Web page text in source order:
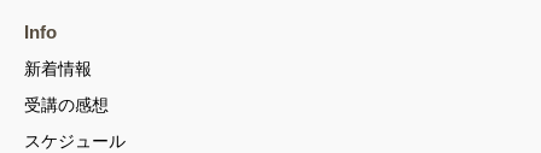
Info
新着情報
受講の感想
スケジュール